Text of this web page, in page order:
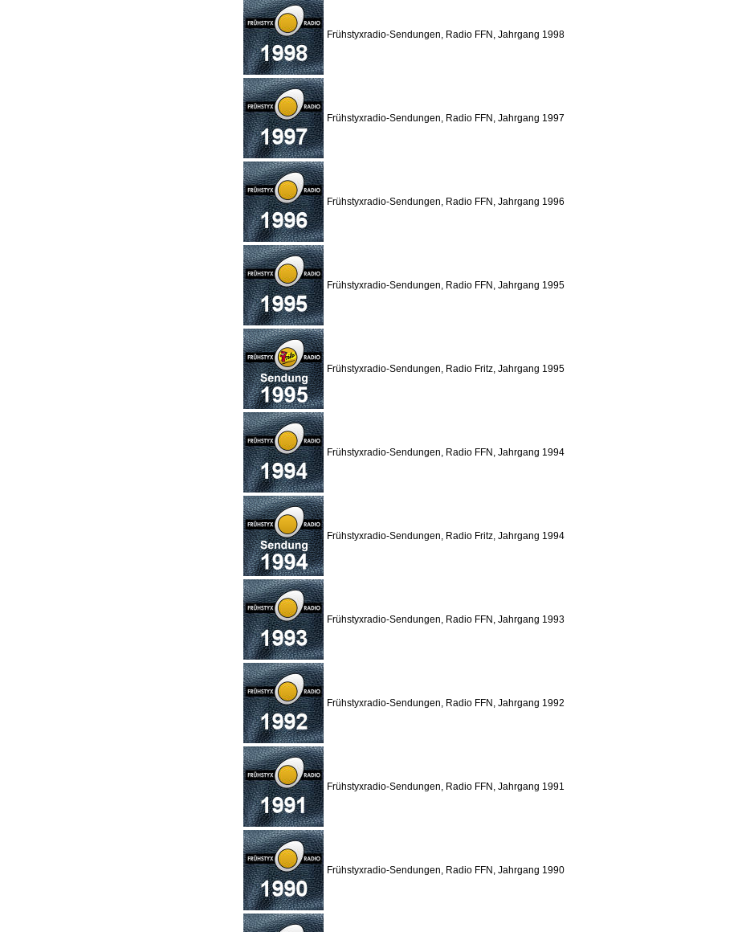
Frühstyxradio-Sendungen, Radio FFN, Jahrgang 1998
Frühstyxradio-Sendungen, Radio FFN, Jahrgang 1997
Frühstyxradio-Sendungen, Radio FFN, Jahrgang 1996
Frühstyxradio-Sendungen, Radio FFN, Jahrgang 1995
Frühstyxradio-Sendungen, Radio Fritz, Jahrgang 1995
Frühstyxradio-Sendungen, Radio FFN, Jahrgang 1994
Frühstyxradio-Sendungen, Radio Fritz, Jahrgang 1994
Frühstyxradio-Sendungen, Radio FFN, Jahrgang 1993
Frühstyxradio-Sendungen, Radio FFN, Jahrgang 1992
Frühstyxradio-Sendungen, Radio FFN, Jahrgang 1991
Frühstyxradio-Sendungen, Radio FFN, Jahrgang 1990